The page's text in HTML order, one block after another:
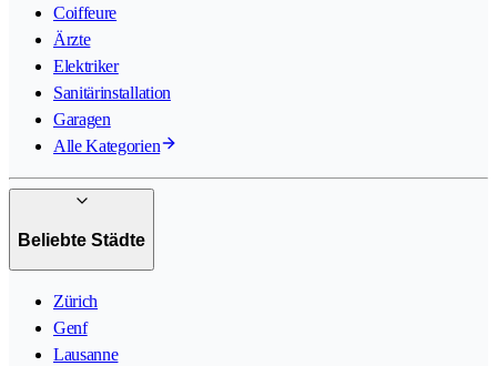
Coiffeure
Ärzte
Elektriker
Sanitärinstallation
Garagen
Alle Kategorien
Beliebte Städte
Zürich
Genf
Lausanne